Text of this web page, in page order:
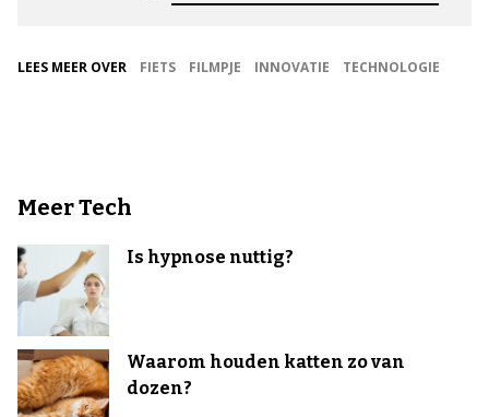
LEES MEER OVER FIETS FILMPJE INNOVATIE TECHNOLOGIE
Meer Tech
Is hypnose nuttig?
Waarom houden katten zo van
dozen?